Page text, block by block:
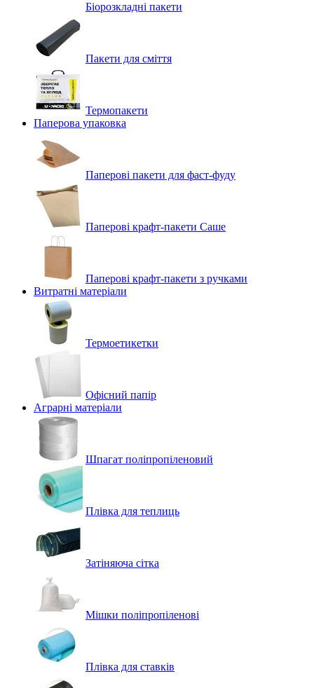
Біорозкладні пакети
Пакети для сміття
Термопакети
Паперова упаковка
Паперові пакети для фаст-фуду
Паперові крафт-пакети Саше
Паперові крафт-пакети з ручками
Витратні матеріали
Термоетикетки
Офісний папір
Аграрні матеріали
Шпагат поліпропіленовий
Плівка для теплиць
Затіняюча сітка
Мішки поліпропіленові
Плівка для ставків